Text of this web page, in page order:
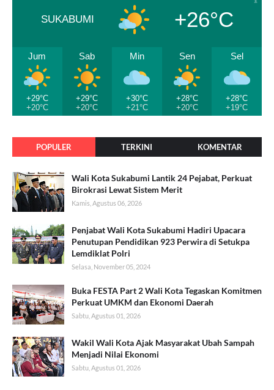
SUKABUMI +26°C
Jum
+29°C
+20°C
Sab
+29°C
+20°C
Min
+30°C
+21°C
Sen
+28°C
+20°C
Sel
+28°C
+19°C
POPULER TERKINI KOMENTAR
Wali Kota Sukabumi Lantik 24 Pejabat, Perkuat
Birokrasi Lewat Sistem Merit
Kamis, Agustus 06, 2026
Penjabat Wali Kota Sukabumi Hadiri Upacara
Penutupan Pendidikan 923 Perwira di Setukpa
Lemdiklat Polri
Selasa, November 05, 2024
Buka FESTA Part 2 Wali Kota Tegaskan Komitmen
Perkuat UMKM dan Ekonomi Daerah
Sabtu, Agustus 01, 2026
Wakil Wali Kota Ajak Masyarakat Ubah Sampah
Menjadi Nilai Ekonomi
Sabtu, Agustus 01, 2026